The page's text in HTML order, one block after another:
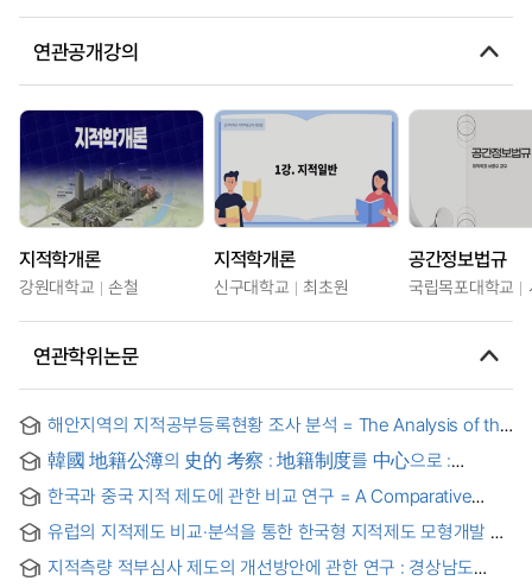
연관공개강의
지적학개론
강원대학교 손철
지적학개론
신구대학교 최초원
공간정보법규
국립목포대학교
연관학위논문
해안지역의 지적공부등록현황 조사 분석 = The Analysis of the
coastline data registered in cadastral records
韓國 地籍公簿의 史的 考察 : 地籍制度를 中心으로 :
official cadastral books based on historical consideration :
Centered on cadastral system ; From the ancient time to
Deahan imperial epoch
한국과 중국 지적 제도에 관한 비교 연구 = A Comparative
China
유럽의 지적제도 비교·분석을 통한 한국형 지적제도 모형개발 =
analysis ofCadastral System in Europe
지적측량 적부심사 제도의 개선방안에 관한 연구 : 경상남도